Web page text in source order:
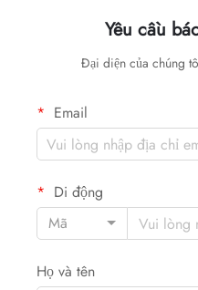
Yêu cầu
Đại diện của chúng
Email
Di động
Mã
Họ và tên